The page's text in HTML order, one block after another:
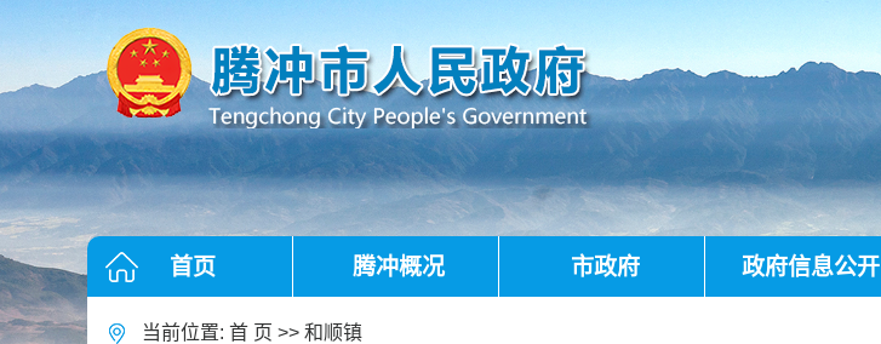
首页 腾冲概况 市政府 政府信息公开
当前位置: 首 页 >> 和顺镇